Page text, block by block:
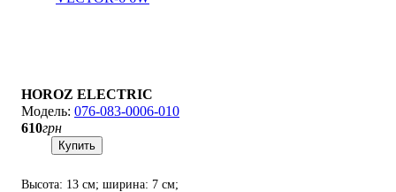
HOROZ ELECTRIC
076-083-0006-010
610грн
Купить
Высота: 13 см; ширина: 7 см;